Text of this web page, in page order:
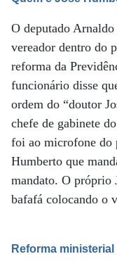
O deputado
vereador dentro do
reforma da
funcionário disse
ordem do “doutor
chefe de gabinete
foi ao microfone do
Humberto que
mandato. O próprio
bafafá colocando o
Reforma ministerial